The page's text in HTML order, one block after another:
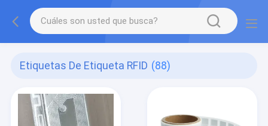
Etiquetas De Etiqueta RFID (88)